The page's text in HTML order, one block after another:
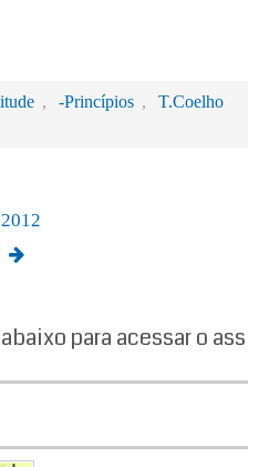
, -Princípios ,
T.Coelho
para acessar o ass